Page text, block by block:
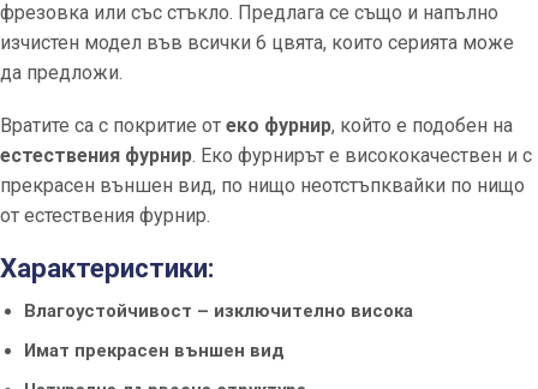
фрезовка или със стъкло. Предлага се също и напълно
изчистен модел във всички 6 цвята, които серията може
да предложи.
Вратите са с покритие от еко фурнир, който е подобен на
естествения фурнир. Еко фурнирът е висококачествен и с
прекрасен външен вид, по нищо неотстъпквайки по нищо
от естествения фурнир.
Характеристики:
Влагоустойчивост – изключително висока
Имат прекрасен външен вид